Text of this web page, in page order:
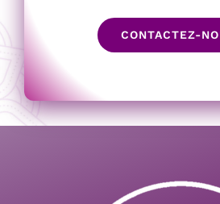
CONTACTEZ-